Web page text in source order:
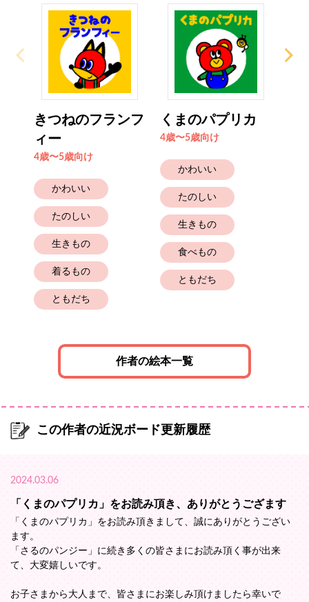
きつねのフランフ
ィー
4歳〜5歳向け
かわいい
たのしい
生きもの
着るもの
ともだち
くまのパプリカ
4歳〜5歳向け
かわいい
たのしい
生きもの
食べもの
ともだち
作者の絵本一覧
この作者の近況ボード更新履歴
2024.03.06
「くまのパプリカ」をお読み頂き、ありがとうござます
「くまのパプリカ」をお読み頂きまして、誠にありがとうござい
ます。
「さるのパンジー」に続き多くの皆さまにお読み頂く事が出来
て、大変嬉しいです。
お子さまから大人まで、皆さまにお楽しみ頂けましたら幸いで